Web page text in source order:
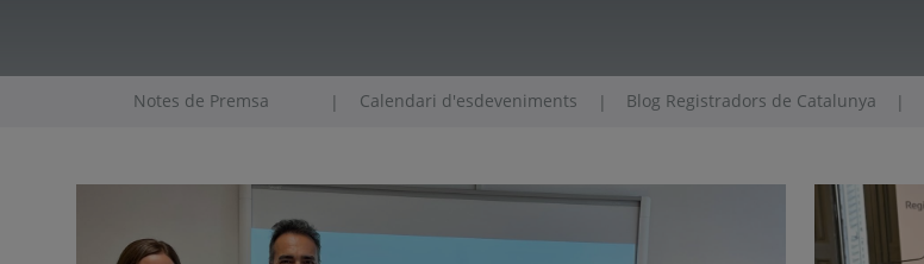
Notes de Premsa | Calendari d'esdeveniments | Blog Registradors de Catalunya |